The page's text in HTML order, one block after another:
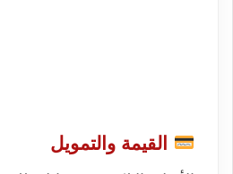
القيمة والتمويل